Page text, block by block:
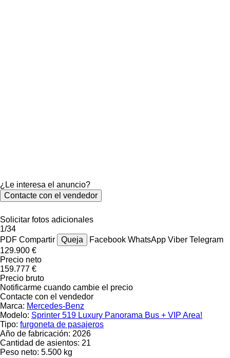
¿Le interesa el anuncio?
Contacte con el vendedor
Solicitar fotos adicionales
1/34
PDF Compartir Queja Facebook WhatsApp Viber Telegram
129.900 €
Precio neto
159.777 €
Precio bruto
Notificarme cuando cambie el precio
Contacte con el vendedor
Marca: Mercedes-Benz
Modelo: Sprinter 519 Luxury Panorama Bus + VIP Area!
Tipo: furgoneta de pasajeros
Año de fabricación: 2026
Cantidad de asientos: 21
Peso neto: 5.500 kg